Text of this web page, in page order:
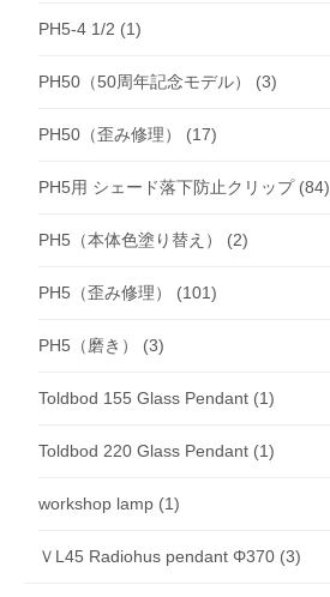
PH5-4 1/2 (1)
PH50（50周年記念モデル） (3)
PH50（歪み修理） (17)
PH5用 シェード落下防止クリップ(84)
PH5（本体色塗り替え） (2)
PH5（歪み修理） (101)
PH5（磨き） (3)
Toldbod 155 Glass Pendant (1)
Toldbod 220 Glass Pendant (1)
workshop lamp (1)
ＶL45 Radiohus pendant Φ370 (3)